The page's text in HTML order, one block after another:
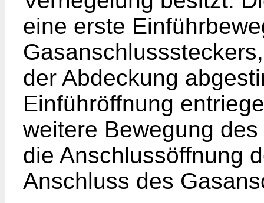
eine erste
der Abdeckung
Einführöffnung
weitere Bewegung
die Anschlussöffnung
Anschluss des